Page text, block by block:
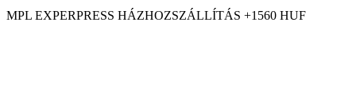
MPL EXPERPRESS HÁZHOZSZÁLLÍTÁS +1560 HUF